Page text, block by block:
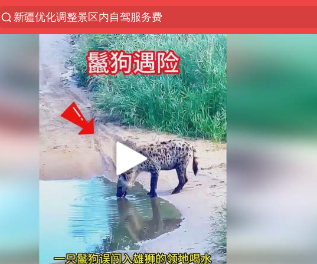
新疆优化调整景区内自驾服务费
黄金牛市回来了吗
央视新主播李秋莹孙亚鹏亮相
情侣平潭拍日出坠崖1死1伤
倪萍赵雅芝同框亮相红毯
台当局重金为“台独”织“皇帝新衣”
白海豚将正面袭击贯穿浙江
《欢迎来龙餐馆》口碑
微信又有新功能，你可以“撤回”你的撤回了！
几元成本的AI广告导致千万市值蒸发
酒店回应车内过夜被收150元